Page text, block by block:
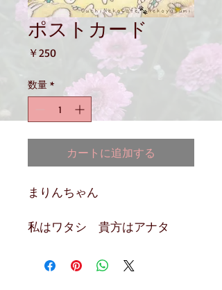
ポストカード
￥250価
数量 *
カートに追加する
まりんちゃん
私はワタシ　貴方はアナタ